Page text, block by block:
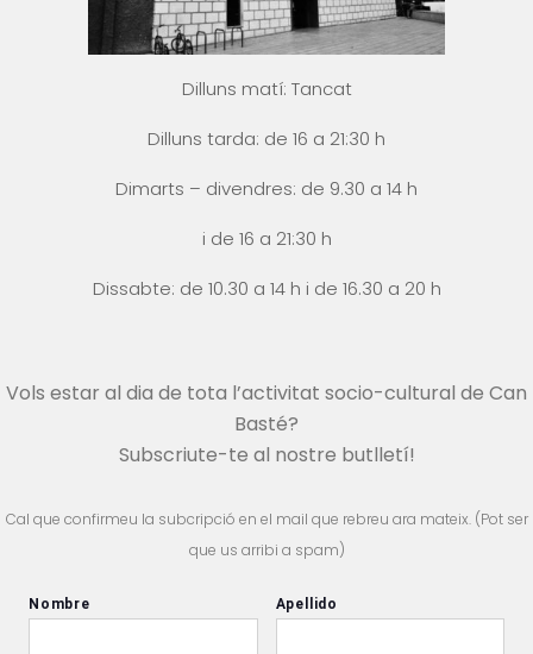
Dilluns matí: Tancat
Dilluns tarda: de 16 a 21:30 h
Dimarts – divendres: de 9.30 a 14 h
i de 16 a 21:30 h
Dissabte: de 10.30 a 14 h i de 16.30 a 20 h
Vols estar al dia de tota l’activitat socio-cultural de Can
Basté?
Subscriute-te al nostre butlletí!
Cal que confirmeu la subcripció en el mail que rebreu ara mateix. (Pot ser
que us arribi a spam)